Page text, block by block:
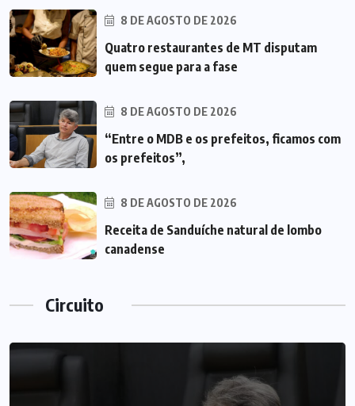
8 DE AGOSTO DE 2026
Quatro restaurantes de MT disputam
quem segue para a fase
8 DE AGOSTO DE 2026
“Entre o MDB e os prefeitos, ficamos com
os prefeitos”,
8 DE AGOSTO DE 2026
Receita de Sanduíche natural de lombo
canadense
Circuito